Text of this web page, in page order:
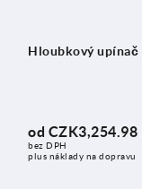
Hloubkový upínač
od CZK3,254.98
bez DPH
plus náklady na dopravu